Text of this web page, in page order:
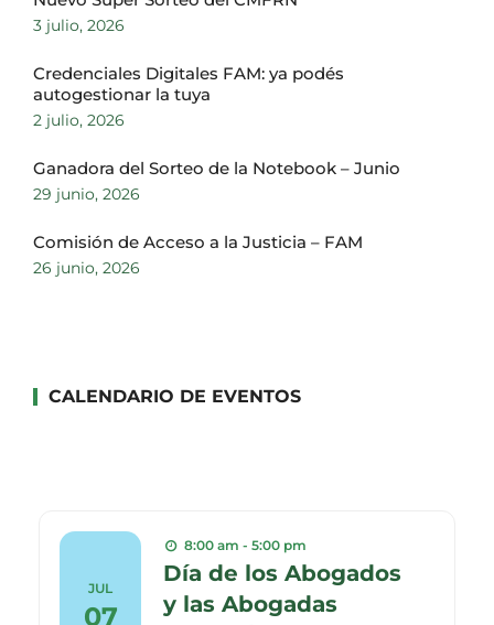
3 julio, 2026
Credenciales Digitales FAM: ya podés
autogestionar la tuya
2 julio, 2026
Ganadora del Sorteo de la Notebook – Junio
29 junio, 2026
Comisión de Acceso a la Justicia – FAM
26 junio, 2026
CALENDARIO DE EVENTOS
JUL
07
8:00 am - 5:00 pm
Día de los Abogados
y las Abogadas